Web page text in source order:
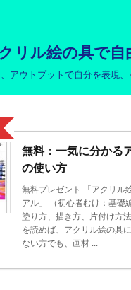
リル絵の具で自
アウトプットで自分を表現
無料：一気に分かる
の使い方
無料プレゼント 「アクリル
アル」 （初心者むけ：基礎
塗り方、描き方、片付け方
を読めば、アクリル絵の具
ない方でも、画材 ...